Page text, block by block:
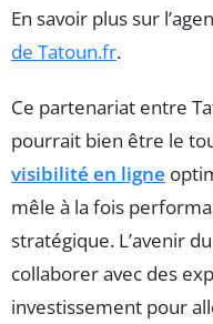
En savoir plus sur
de Tatoun.fr.
Ce partenariat entre
pourrait bien être le
visibilité en ligne
mêle à la fois
stratégique. L’avenir
collaborer avec des
investissement pour